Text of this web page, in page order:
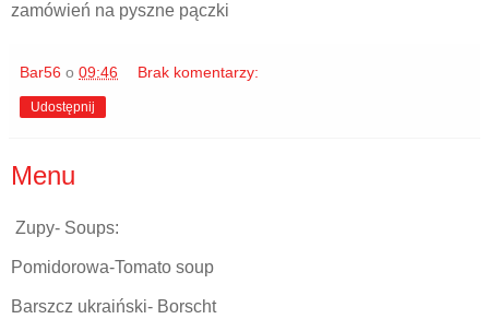
zamówień na pyszne pączki
Bar56 o 09:46 Brak komentarzy:
Udostępnij
Menu
Zupy- Soups:
Pomidorowa-Tomato soup
Barszcz ukraiński- Borscht